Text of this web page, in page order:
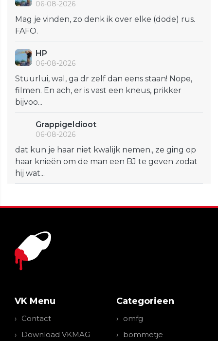
06-08-2026
Mag je vinden, zo denk ik over elke (dode) rus.
FAFO.
HP
06-08-2026
Stuurlui, wal, ga dr zelf dan eens staan! Nope,
filmen. En ach, er is vast een kneus, prikker
bijvoo...
GrappigeIdioot
06-08-2026
dat kun je haar niet kwalijk nemen., ze ging op
haar knieën om de man een BJ te geven zodat
hij wat...
VK Menu
Contact
Download VKMAG
Categorieen
omfg
bommetje